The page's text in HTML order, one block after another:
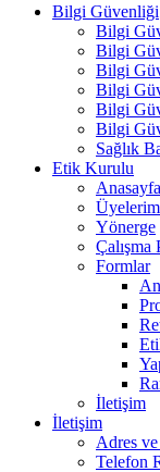
Bilgi Güvenliği
Bilgi
Bilgi
Bilgi
Bilgi
Bilgi
Bilgi
Sağlık
Etik Kurulu
Anasayfa
Yönerge
Çalışma
Formlar
İletişim
İletişim
Adres
Telefon